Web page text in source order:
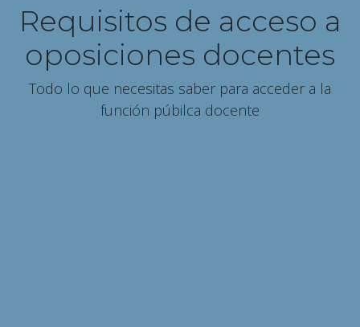
Requisitos de acceso a
oposiciones docentes
Todo lo que necesitas saber para acceder a la
función púbilca docente